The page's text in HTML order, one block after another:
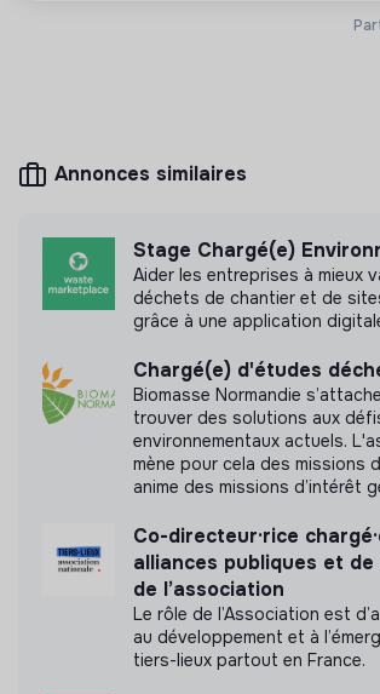
● Remboursement de 50% des titres
Forfait mobilité durable
Institut de la Transition foncière n'a
Labels et certifications
Retrouvez ici les offres
cluster EMS
Documents
N'a pas encore communiqué de
transparence
Annonces similaires
Stage Chargé(e)
Aider les entreprises à mieux
déchets de chantier et de
grâce à une application
Chargé(e) d'études
Biomasse Normandie
trouver des solutions aux
environnementaux actuels.
mène pour cela des missions
anime des missions d’intérêt
Co-directeur·rice
alliances publiques et
de l’association
Le rôle de l’Association est
au développement et à
tiers-lieux partout en France.